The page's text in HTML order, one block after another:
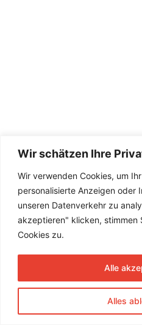
Wir schätzen Ihre
Wir verwenden Cookies, um
personalisierte Anzeigen oder
unseren Datenverkehr zu
akzeptieren" klicken, stimmen
Cookies zu.
Alles
Alle